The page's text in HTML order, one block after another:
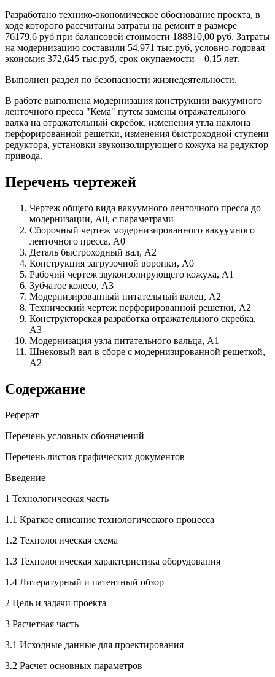
Разработано технико-экономическое обоснование проекта, в
ходе которого рассчитаны затраты на ремонт в размере
76179,6 руб при балансовой стоимости 188810,00 руб. Затраты
на модернизацию составили 54,971 тыс.руб, условно-годовая
экономия 372,645 тыс.руб, срок окупаемости – 0,15 лет.
Выполнен раздел по безопасности жизнедеятельности.
В работе выполнена модернизация конструкции вакуумного
ленточного пресса "Кема" путем замены отражательного
валка на отражательный скребок, изменения угла наклона
перфорированной решетки, изменения быстроходной ступени
редуктора, установки звукоизолирующего кожуха на редуктор
привода.
Перечень чертежей
Чертеж общего вида вакуумного ленточного пресса до
модернизации, А0, с параметрами
Сборочный чертеж модернизированного вакуумного
ленточного пресса, А0
Деталь быстроходный вал, А2
Конструкция загрузочной воронки, А0
Рабочий чертеж звукоизолирующего кожуха, А1
Зубчатое колесо, А3
Модернизированный питательный валец, А2
Технический чертеж перфорированной решетки, А2
Конструкторская разработка отражательного скребка,
А3
Модернизация узла питательного вальца, А1
Шнековый вал в сборе с модернизированной решеткой,
А2
Содержание
Реферат
Перечень условных обозначений
Перечень листов графических документов
Введение
1 Технологическая часть
1.1 Краткое описание технологического процесса
1.2 Технологическая схема
1.3 Технологическая характеристика оборудования
1.4 Литературный и патентный обзор
2 Цель и задачи проекта
3 Расчетная часть
3.1 Исходные данные для проектирования
3.2 Расчет основных параметров